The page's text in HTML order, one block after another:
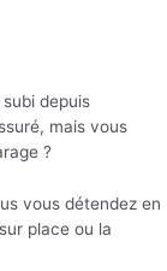
depuis
mais vous
?
vous détendez en
place ou la